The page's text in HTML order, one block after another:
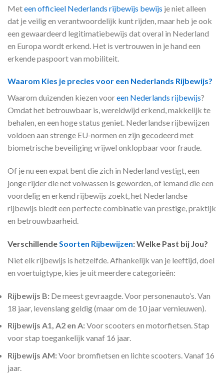
Meteen officieel Nederlands rijbewijs bewijs je niet alleen
dat je veilig en verantwoordelijk kunt rijden, maar heb je ook
een gewaardeerd legitimatiebewijs dat overal in Nederland
en Europa wordt erkend. Het is vertrouwen in je hand een
erkende paspoort van mobiliteit.
Waarom Kies je precies voor een Nederlands Rijbewijs?
Waarom duizenden kiezen vooreen Nederlands rijbewijs?
Omdat het betrouwbaar is, wereldwijd erkend, makkelijk te
behalen, en een hoge status geniet. Nederlandse rijbewijzen
voldoen aan strenge EU-normen en zijn gecodeerd met
biometrische beveiliging vrijwel onklopbaar voor fraude.
Of je nu een expat bent die zich in Nederland vestigt, een
jonge rijder die net volwassen is geworden, of iemand die een
voordelig en erkend rijbewijs zoekt, het Nederlandse
rijbewijs biedt een perfecte combinatie van prestige, praktijk
en betrouwbaarheid.
VerschillendeSoorten Rijbewijzen: Welke Past bij Jou?
Niet elk rijbewijs is hetzelfde. Afhankelijk van je leeftijd, doel
en voertuigtype, kies je uit meerdere categorieën:
Rijbewijs B: De meest gevraagde. Voor personenauto’s. Van
18 jaar, levenslang geldig (maar om de 10 jaar vernieuwen).
Rijbewijs A1, A2 en A:Voor scooters en motorfietsen. Stap
voor stap toegankelijk vanaf 16 jaar.
Rijbewijs AM:Voor bromfietsen en lichte scooters. Vanaf 16
jaar.